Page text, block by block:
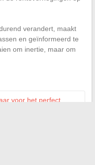
verandert, maakt
en geïnformeerd te
om inertie, maar om
voor het perfect